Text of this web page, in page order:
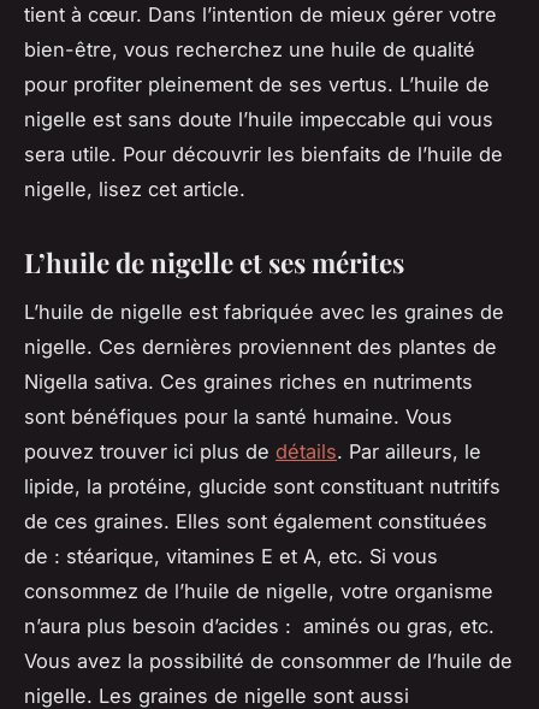
tient à cœur. Dans l’intention de mieux gérer votre
bien-être, vous recherchez une huile de qualité
pour profiter pleinement de ses vertus. L’huile de
nigelle est sans doute l’huile impeccable qui vous
sera utile. Pour découvrir les bienfaits de l’huile de
nigelle, lisez cet article.
L’huile de nigelle et ses mérites
L’huile de nigelle est fabriquée avec les graines de
nigelle. Ces dernières proviennent des plantes de
Nigella sativa. Ces graines riches en nutriments
sont bénéfiques pour la santé humaine. Vous
pouvez trouver ici plus de détails. Par ailleurs, le
lipide, la protéine, glucide sont constituant nutritifs
de ces graines. Elles sont également constituées
de : stéarique, vitamines E et A, etc. Si vous
consommez de l’huile de nigelle, votre organisme
n’aura plus besoin d’acides : aminés ou gras, etc.
Vous avez la possibilité de consommer de l’huile de
nigelle. Les graines de nigelle sont aussi